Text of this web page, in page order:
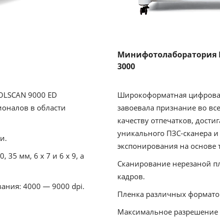
9000 ED
в области
35 мм, 6 x 7 и 6 x 9, а
4000 — 9000 dpi.
Минифотолаборатория
3000
Широкоформатная
завоевала признание во
качеству отпечатков,
уникального ПЗС-сканера
экспонирования на основе
Сканирование нерезаной
кадров.
Пленка различных
Максимальное